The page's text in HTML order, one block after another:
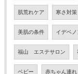
肌荒れケア 寒さ対策
美肌の条件 イデベノ
福山 エステサロン
ベビー 赤ちゃん連れ